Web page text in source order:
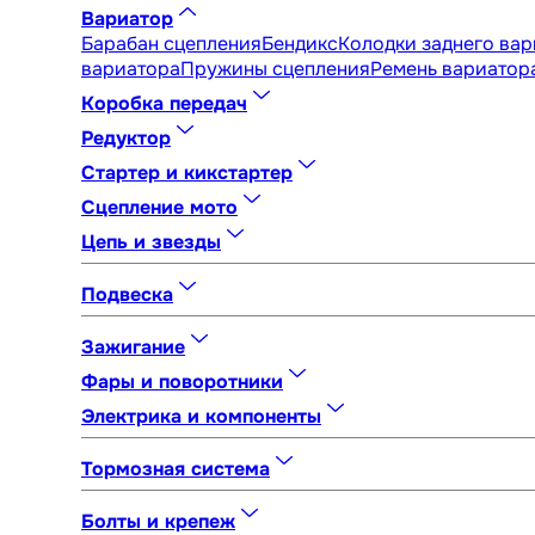
Вариатор
Барабан сцепленияБендиксКолодки заднего
вариатораПружины сцепленияРемень
Коробка передач
Комплектующие КПП
Редуктор
Редуктор в сбореВал редуктора
Стартер и кикстартер
БендиксНожка кикстартера
Сцепление мото
Диски сцепленияКорзина сцепления
Цепь и звезды
ЦепьКомплекты цепи и звездЛовушки и
Подвеска
Амортизатор заднийАмортизаторы передние
Зажигание
Блок управленияГенератор
Фары и поворотники
Габариты и другоеКомплектующие для оптики
Электрика и компоненты
Аккумулятор (АКБ)ДатчикКомплектущие для
Тормозная система
Комплектующие для тормозовРемкомплект
Болты и крепеж